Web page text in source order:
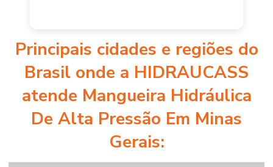
Empresa De Instalação De Equipamentos Em Mg
Fábrica De Pistão Hidráulico Em Minas Gerais
Filtro De Ar
Filtro De Ar Para Ar Condicionado Residencial
Filtro De Ar Para Automóvel
Filtro De Combustível
Principais cidades e regiões do
Brasil onde a HIDRAUCASS
atende Mangueira Hidráulica
De Alta Pressão Em Minas
Gerais: